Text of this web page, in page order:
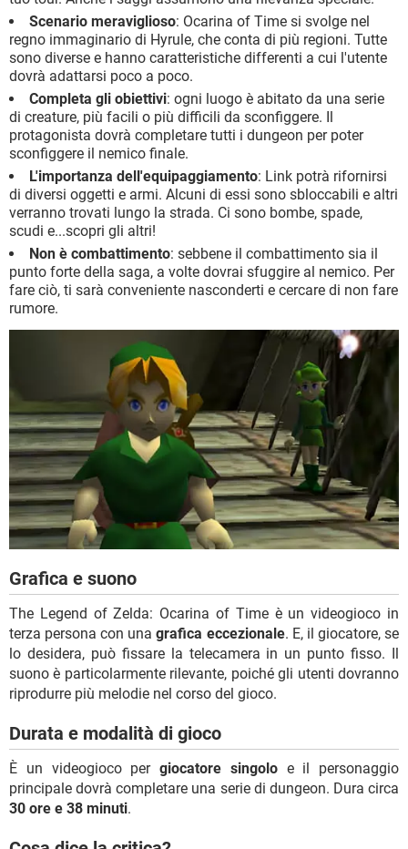
Scenario meraviglioso: Ocarina of Time si svolge nel
regno immaginario di Hyrule, che conta di più regioni. Tutte
sono diverse e hanno caratteristiche differenti a cui l'utente
dovrà adattarsi poco a poco.
Completa gli obiettivi: ogni luogo è abitato da una serie
di creature, più facili o più difficili da sconfiggere. Il
protagonista dovrà completare tutti i dungeon per poter
sconfiggere il nemico finale.
L'importanza dell'equipaggiamento: Link potrà rifornirsi
di diversi oggetti e armi. Alcuni di essi sono sbloccabili e altri
verranno trovati lungo la strada. Ci sono bombe, spade,
scudi e...scopri gli altri!
Non è combattimento: sebbene il combattimento sia il
punto forte della saga, a volte dovrai sfuggire al nemico. Per
fare ciò, ti sarà conveniente nasconderti e cercare di non fare
rumore.
Grafica e suono
The Legend of Zelda: Ocarina of Time è un videogioco in
terza persona con unagrafica eccezionale. E, il giocatore, se
lo desidera, può fissare la telecamera in un punto fisso. Il
suono è particolarmente rilevante, poiché gli utenti dovranno
riprodurre più melodie nel corso del gioco.
Durata e modalità di gioco
È un videogioco per giocatore singoloe il personaggio
principale dovrà completare una serie di dungeon. Dura circa
30 ore e 38 minuti.